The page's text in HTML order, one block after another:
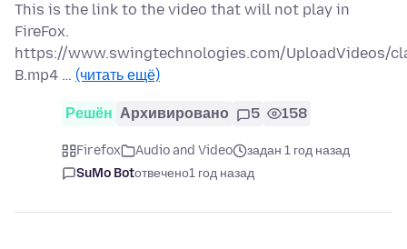
This is the link to the video that will not play in
FireFox.
https://www.swingtechnologies.com/UploadVideos/
B.mp4 … (читать ещё)
Решён Архивировано 5 158
Firefox Audio and Video
задан 1 год назад
SuMo Botотвечено1 год назад